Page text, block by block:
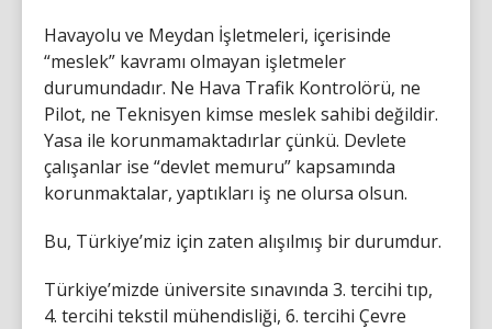
Havayolu ve Meydan İşletmeleri, içerisinde
“meslek” kavramı olmayan işletmeler
durumundadır. Ne Hava Trafik Kontrolörü, ne
Pilot, ne Teknisyen kimse meslek sahibi değildir.
Yasa ile korunmamaktadırlar çünkü. Devlete
çalışanlar ise “devlet memuru” kapsamında
korunmaktalar, yaptıkları iş ne olursa olsun.
Bu, Türkiye’miz için zaten alışılmış bir durumdur.
Türkiye’mizde üniversite sınavında 3. tercihi tıp,
4. tercihi tekstil mühendisliği, 6. tercihi Çevre